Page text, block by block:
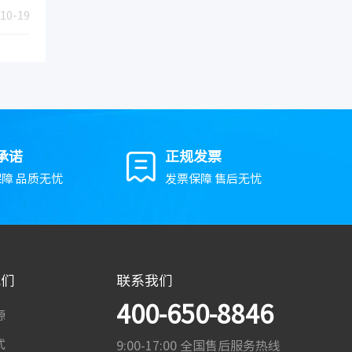
19
诺
品质无忧
正规发票
发票保障 售后无忧
联系我们
400-650-8846
9:00-17:00 全国售后服务热线